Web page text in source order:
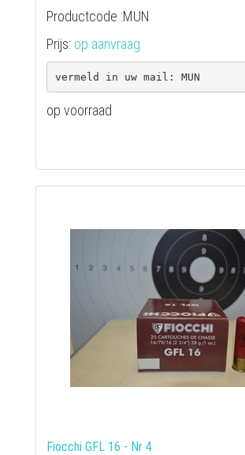
Productcode :MUN
Prijs: op aanvraag
op voorraad
Fiocchi GFL 16 - Nr 4